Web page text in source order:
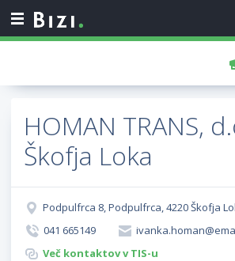
HOMAN TRANS,
Škofja Loka
Podpulfrca 8, Podpulfrca, 4220 Škofja
041 665149
Več kontaktov v TIS-u